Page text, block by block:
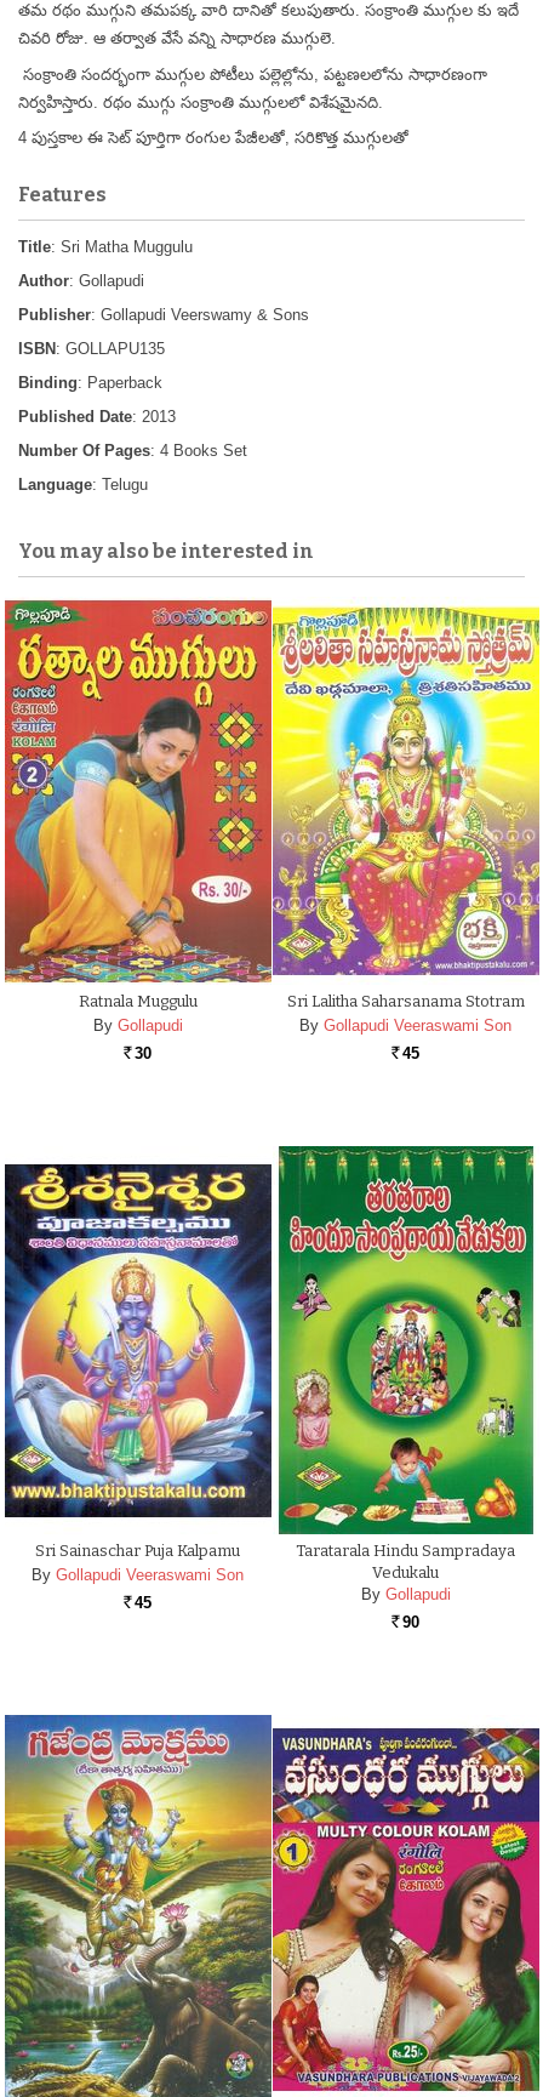
తమ రథం ముగ్గుని తమపక్క వారి దానితో కలుపుతారు. సంక్రాంతి ముగ్గుల కు ఇదే
చివరి రోజు. ఆ తర్వాత వేసే వన్ని సాధారణ ముగ్గులె.
సంక్రాంతి సందర్భంగా ముగ్గుల పోటీలు పల్లెల్లోను, పట్టణలలోను సాధారణంగా
నిర్వహిస్తారు. రథం ముగ్గు సంక్రాంతి ముగ్గులలో విశేషమైనది.
4 పుస్తకాల ఈ సెట్ పూర్తిగా రంగుల పేజీలతో, సరికొత్త ముగ్గులతో
Features
Title: Sri Matha Muggulu
Author: Gollapudi
Publisher: Gollapudi Veerswamy & Sons
ISBN: GOLLAPU135
Binding: Paperback
Published Date: 2013
Number Of Pages: 4 Books Set
Language: Telugu
You may also be interested in
Ratnala Muggulu
By Gollapudi
Rs. 30
Sri Lalitha Saharsanama Stotram
By Gollapudi Veeraswami Son
Rs. 45
Sri Sainaschar Puja Kalpamu
By Gollapudi Veeraswami Son
Rs. 45
Taratarala Hindu Sampradaya
Vedukalu
By Gollapudi
Rs. 90